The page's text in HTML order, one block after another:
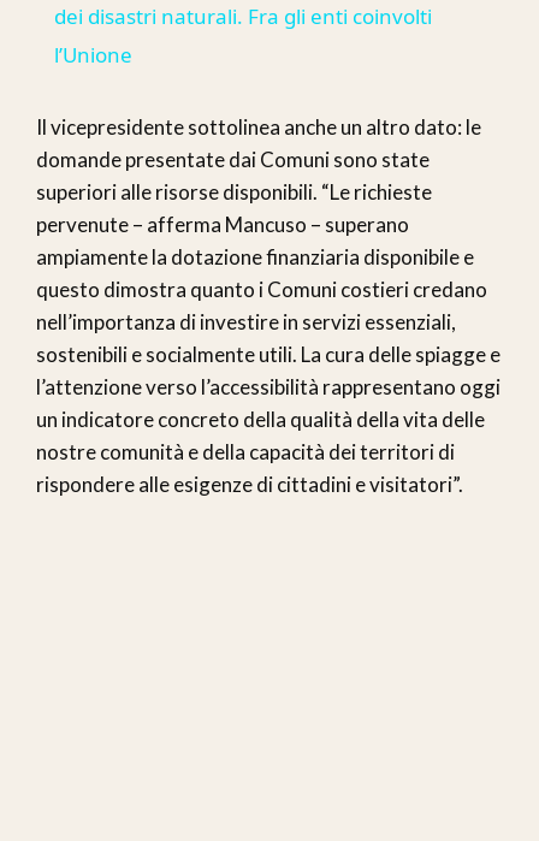
dei disastri naturali. Fra gli enti coinvolti
l’Unione
Il vicepresidente sottolinea anche un altro dato: le
domande presentate dai Comuni sono state
superiori alle risorse disponibili. “Le richieste
pervenute – afferma Mancuso – superano
ampiamente la dotazione finanziaria disponibile e
questo dimostra quanto i Comuni costieri credano
nell’importanza di investire in servizi essenziali,
sostenibili e socialmente utili. La cura delle spiagge e
l’attenzione verso l’accessibilità rappresentano oggi
un indicatore concreto della qualità della vita delle
nostre comunità e della capacità dei territori di
rispondere alle esigenze di cittadini e visitatori”.